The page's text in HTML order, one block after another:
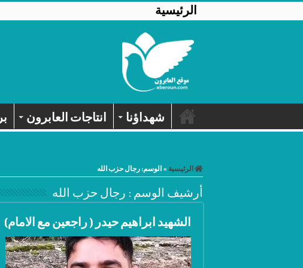
الرئيسية
شهداؤنا انتاجات العابرون
الرئيسية »الوسم:رجال حزب الله
أرشيف الوسم : رجال حزب الله
الشهيد ابراهيم حيدر ( راجعين مع الامام)